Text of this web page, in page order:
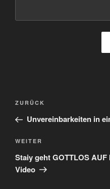
Beitragsnavigation
Vorheriger
Beitrag
ZURÜCK
Unvereinbarkeiten in
Nächster
Beitrag
WEITER
Staiy geht GOTTLOS
Video